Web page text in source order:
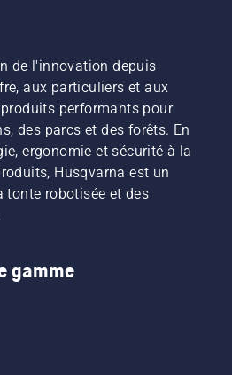
de l'innovation depuis
aux particuliers et aux
performants pour
des parcs et des forêts. En
ergonomie et sécurité à la
Husqvarna est un
tonte robotisée et des
gamme